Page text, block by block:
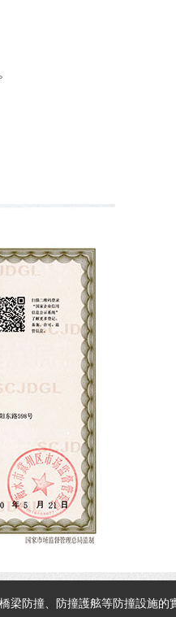
防撞、防撞護舷等防撞設施的